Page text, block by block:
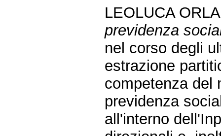
LEOLUCA
previdenza
nel corso degli
estrazione
competenza del
previdenza
all'interno